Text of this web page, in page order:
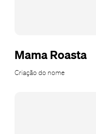
Mama Roasta
Criação do nome